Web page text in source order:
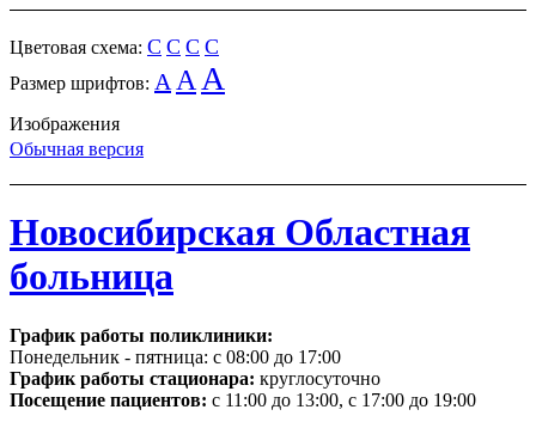
Цветовая схема: C C C C
Размер шрифтов: A A A
Изображения
Обычная версия
Новосибирская Областная
больница
График работы поликлиники:
Понедельник - пятница: с 08:00 до 17:00
График работы стационара: круглосуточно
Посещение пациентов: с 11:00 до 13:00, с 17:00 до 19:00